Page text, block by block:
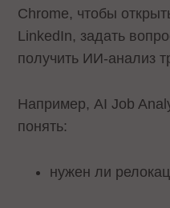
Chrome, чтобы
LinkedIn, задать
получить ИИ-анализ
Например, AI Job
понять:
нужен ли